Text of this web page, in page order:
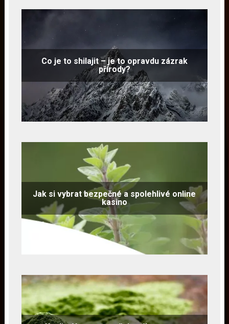
Co je to shilajit – je to opravdu zázrak
přírody?
Jak si vybrat bezpečné a spolehlivé online
kasino